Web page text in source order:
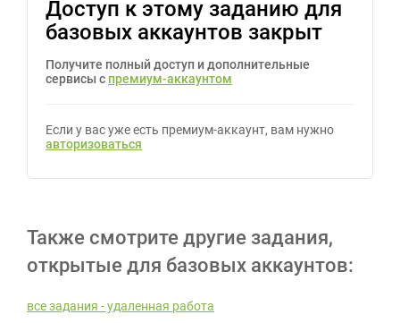
Доступ к этому заданию для
базовых аккаунтов закрыт
Получите полный доступ и дополнительные
сервисы с премиум-аккаунтом
Если у вас уже есть премиум-аккаунт, вам нужно
авторизоваться
Также смотрите другие задания,
открытые для базовых аккаунтов:
все задания - удаленная работа